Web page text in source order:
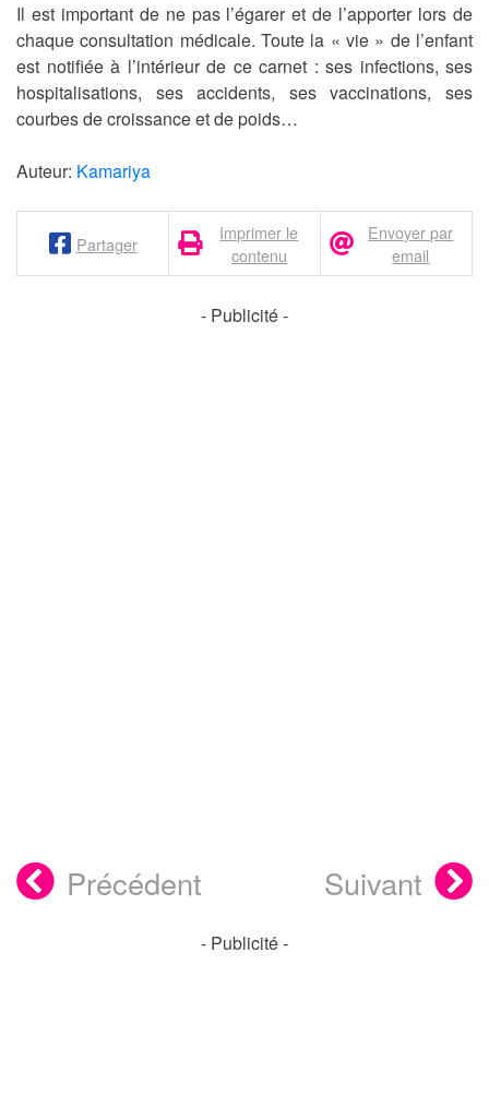
Il est important de ne pas l’égarer et de l’apporter lors de
chaque consultation médicale. Toute la « vie » de l’enfant
est notifiée à l’intérieur de ce carnet : ses infections, ses
hospitalisations, ses accidents, ses vaccinations, ses
courbes de croissance et de poids…
Auteur: Kamariya
Partager
Imprimer le
contenu
Envoyer par
email
- Publicité -
Précédent Suivant
- Publicité -